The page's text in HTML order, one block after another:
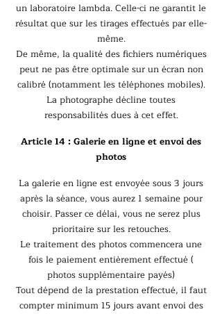
un laboratoire lambda. Celle-ci ne garantit le
résultat que sur les tirages effectués par elle-
même.
De même, la qualité des fichiers numériques
peut ne pas être optimale sur un écran non
calibré (notamment les téléphones mobiles).
La photographe décline toutes
responsabilités dues à cet effet.
Article 14 : Galerie en ligne et envoi des
photos
La galerie en ligne est envoyée sous 3 jours
après la séance, vous aurez 1 semaine pour
choisir. Passer ce délai, vous ne serez plus
prioritaire sur les retouches.
Le traitement des photos commencera une
fois le paiement entièrement effectué (
photos supplémentaire payés)
Tout dépend de la prestation effectué, il faut
compter minimum 15 jours avant envoi des